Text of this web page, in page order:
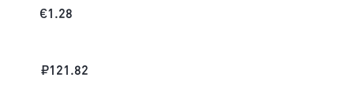
€1.28
₽121.82